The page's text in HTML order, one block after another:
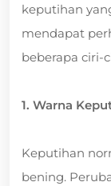
keputihan
mendapat
beberapa ciri-
1. Warna
Keputihan
bening.